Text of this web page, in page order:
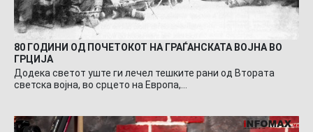
80 ГОДИНИ ОД ПОЧЕТОКОТ НА ГРАЃАНСКАТА ВОЈНА ВО
ГРЦИЈА
Додека светот уште ги лечел тешките рани од Втората
светска војна, во срцето на Европа,…